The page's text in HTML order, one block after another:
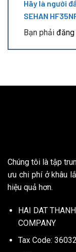
Hãy là người
SEHAN
Bạn phải đăng
Chúng tôi là tập
ưu chi phí ở khâu
hiệu quả hơn.
HAI DAT
COMPANY
Tax Code: